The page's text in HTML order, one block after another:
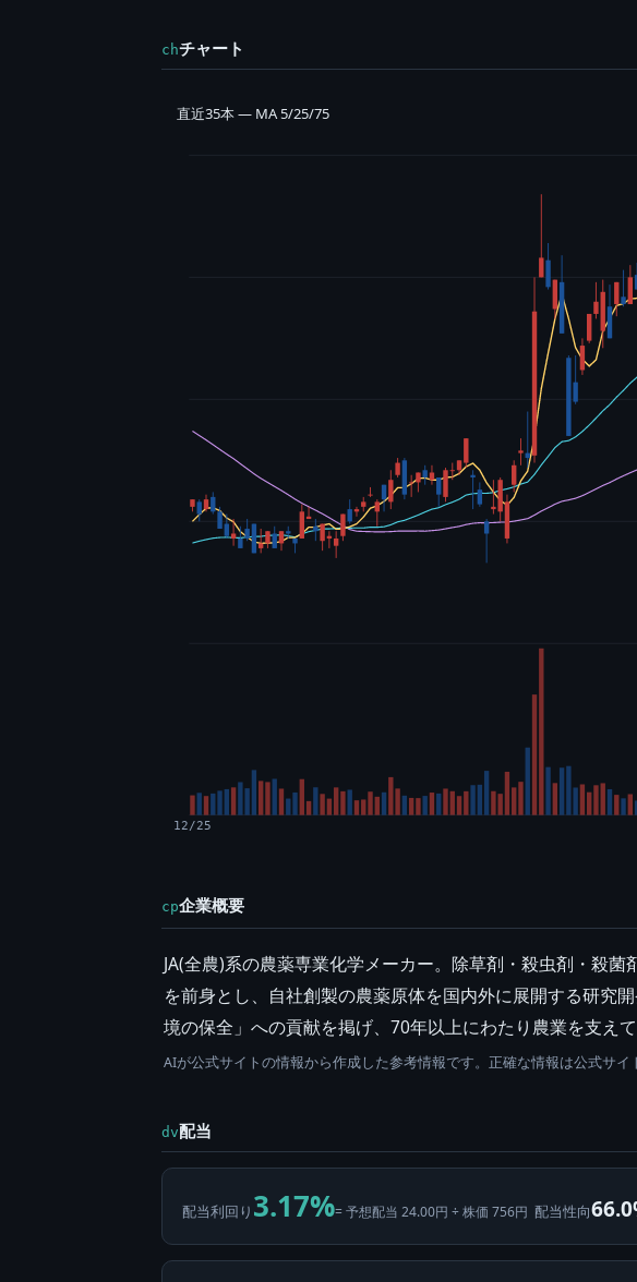
chチャート
直近35本 — MA 5/25/75
12/25
cp企業概要
JA(全農)系の農薬専業化学メーカー。除草剤・殺虫剤・殺
を前身とし、自社創製の農薬原体を国内外に展開する研究
境の保全」への貢献を掲げ、70年以上にわたり農業を支えて
AIが公式サイトの情報から作成した参考情報です。正確な情報は公式サイ
dv配当
配当利回り 3.17%= 予想配当 24.00円 ÷ 株価 756円 配当性向